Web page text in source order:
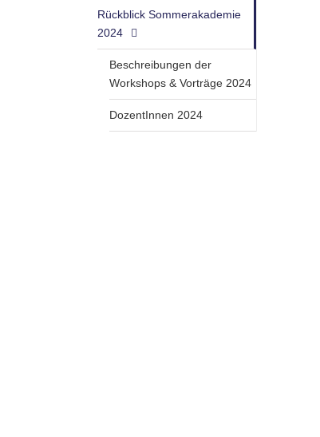
Rückblick Sommerakademie
2024
Beschreibungen der
Workshops & Vorträge 2024
DozentInnen 2024